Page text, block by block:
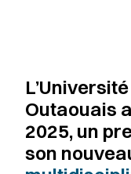
Outaouais
2025, un
son